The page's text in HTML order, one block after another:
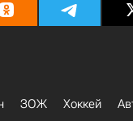
ЗОЖ Хоккей